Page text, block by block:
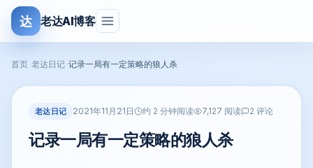
达 老达AI博客
首页 老达日记 记录一局有一定策略的狼人杀
老达日记 2021年11月21日 约 2 分钟阅读 7,127 阅读 2 评论
记录一局有一定策略的狼人杀